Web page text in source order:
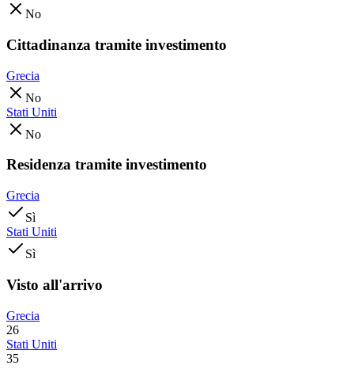
No
Cittadinanza tramite investimento
Grecia
No
Stati Uniti
No
Residenza tramite investimento
Grecia
Sì
Stati Uniti
Sì
Visto all'arrivo
Grecia
26
Stati Uniti
35